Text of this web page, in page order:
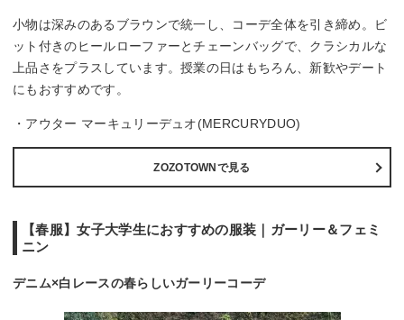
小物は深みのあるブラウンで統一し、コーデ全体を引き締め。ビ
ット付きのヒールローファーとチェーンバッグで、クラシカルな
上品さをプラスしています。授業の日はもちろん、新歓やデート
にもおすすめです。
・アウター マーキュリーデュオ(MERCURYDUO)
ZOZOTOWNで見る
【春服】女子大学生におすすめの服装｜ガーリー＆フェミ
ニン
デニム×白レースの春らしいガーリーコーデ